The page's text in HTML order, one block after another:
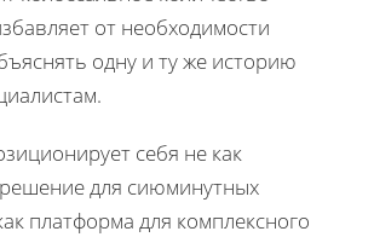
от необходимости
одну и ту же историю
себя не как
для сиюминутных
платформа для комплексного